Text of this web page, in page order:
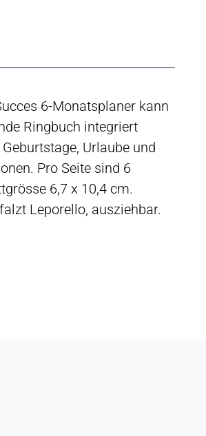
6-Monatsplaner kann
Ringbuch integriert
Urlaube und
Pro Seite sind 6
6,7 x 10,4 cm.
Leporello, ausziehbar.